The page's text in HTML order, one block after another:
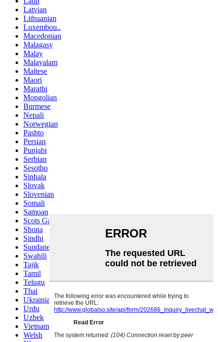
Latvian
Lithuanian
Luxembou..
Macedonian
Malagasy
Malay
Malayalam
Maltese
Maori
Marathi
Mongolian
Burmese
Nepali
Norwegian
Pashto
Persian
Punjabi
Serbian
Sesotho
Sinhala
Slovak
Slovenian
Somali
Samoan
Scots Gaelic
Shona
Sindhi
Sundanese
Swahili
Tajik
Tamil
Telugu
Thai
Ukrainian
Urdu
Uzbek
Vietnamese
Welsh